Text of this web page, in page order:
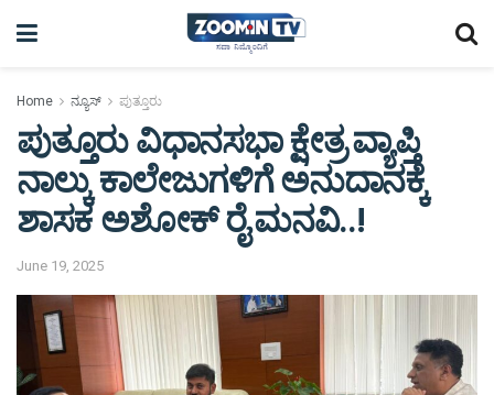
Home ನ್ಯೂಸ್ ಪುತ್ತೂರು
ಪುತ್ತೂರು ವಿಧಾನಸಭಾ ಕ್ಷೇತ್ರ ವ್ಯಾಪ್ತಿ
ನಾಲ್ಕು ಕಾಲೇಜುಗಳಿಗೆ ಅನುದಾನಕ್ಕೆ
ಶಾಸಕ ಅಶೋಕ್ ರೈ ಮನವಿ..!
June 19, 2025